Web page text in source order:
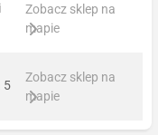
Zobacz sklep na
mapie
5
Zobacz sklep na
mapie